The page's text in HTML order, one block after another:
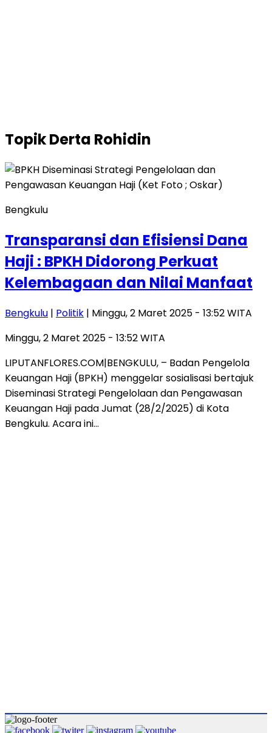
TopikDerta Rohidin
Bengkulu
Transparansi dan Efisiensi Dana
Haji : BPKH Didorong Perkuat
Kelembagaan dan Nilai Manfaat
Bengkulu | Politik | Minggu, 2 Maret 2025 - 13:52 WITA
Minggu, 2 Maret 2025 - 13:52 WITA
LIPUTANFLORES.COM|BENGKULU, – Badan Pengelola
Keuangan Haji (BPKH) menggelar sosialisasi bertajuk
Diseminasi Strategi Pengelolaan dan Pengawasan
Keuangan Haji pada Jumat (28/2/2025) di Kota
Bengkulu. Acara ini…